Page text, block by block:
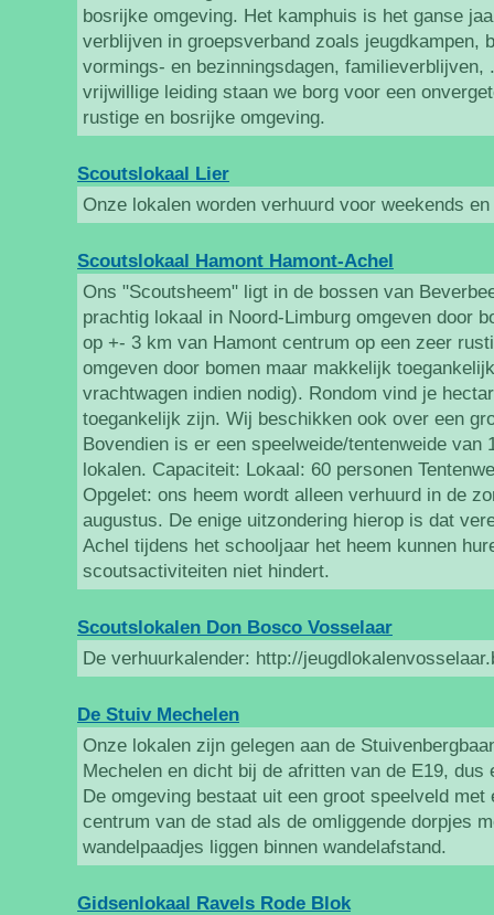
bosrijke omgeving. Het kamphuis is het ganse
verblijven in groepsverband zoals jeugdkampen,
vormings- en bezinningsdagen, familieverblijven,
vrijwillige leiding staan we borg voor een
rustige en bosrijke omgeving.
Scoutslokaal Lier
Onze lokalen worden verhuurd voor weekends
Scoutslokaal Hamont Hamont-Achel
Ons "Scoutsheem" ligt in de bossen van
prachtig lokaal in Noord-Limburg omgeven door
op +- 3 km van Hamont centrum op een zeer
omgeven door bomen maar makkelijk
vrachtwagen indien nodig). Rondom vind je
toegankelijk zijn. Wij beschikken ook over een
Bovendien is er een speelweide/tentenweide van
lokalen. Capaciteit: Lokaal: 60 personen
Opgelet: ons heem wordt alleen verhuurd in de
augustus. De enige uitzondering hierop is dat
Achel tijdens het schooljaar het heem kunnen
scoutsactiviteiten niet hindert.
Scoutslokalen Don Bosco Vosselaar
De verhuurkalender: http://
De Stuiv Mechelen
Onze lokalen zijn gelegen aan de
Mechelen en dicht bij de afritten van de E19, dus
De omgeving bestaat uit een groot speelveld met
centrum van de stad als de omliggende dorpjes
wandelpaadjes liggen binnen wandelafstand.
Gidsenlokaal Ravels Rode Blok